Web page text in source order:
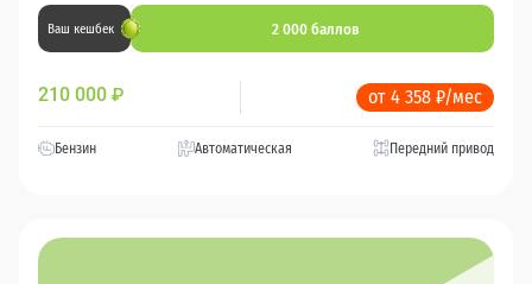
Ваш кешбек 2 000 баллов
210 000 ₽ от 4 358 ₽/мес
Бензин Автоматическая Передний привод